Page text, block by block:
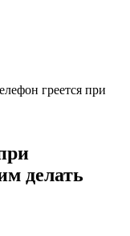
греется при
делать